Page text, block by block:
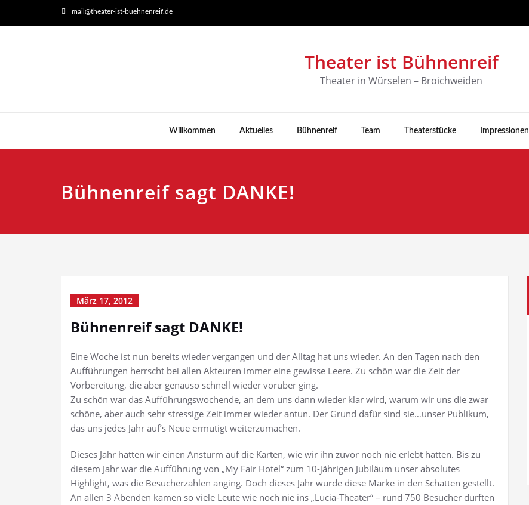
mail@theater-ist-buehnenreif.de
Theater ist Bühnenreif
Theater in Würselen – Broichweiden
Willkommen Aktuelles Bühnenreif Team Theaterstücke Impressionen
Bühnenreif sagt DANKE!
März 17, 2012
Bühnenreif sagt DANKE!
Eine Woche ist nun bereits wieder vergangen und der Alltag hat uns wieder. An den Tagen nach den
Aufführungen herrscht bei allen Akteuren immer eine gewisse Leere. Zu schön war die Zeit der
Vorbereitung, die aber genauso schnell wieder vorüber ging.
Zu schön war das Aufführungswochende, an dem uns dann wieder klar wird, warum wir uns die zwar
schöne, aber auch sehr stressige Zeit immer wieder antun. Der Grund dafür sind sie…unser Publikum,
das uns jedes Jahr auf’s Neue ermutigt weiterzumachen.
Dieses Jahr hatten wir einen Ansturm auf die Karten, wie wir ihn zuvor noch nie erlebt hatten. Bis zu
diesem Jahr war die Aufführung von „My Fair Hotel“ zum 10-jährigen Jubiläum unser absolutes
Highlight, was die Besucherzahlen anging. Doch dieses Jahr wurde diese Marke in den Schatten gestellt.
An allen 3 Abenden kamen so viele Leute wie noch nie ins „Lucia-Theater“ – rund 750 Besucher durften